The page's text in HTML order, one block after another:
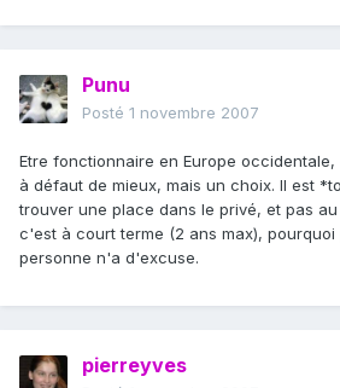
Punu
Posté 1 novembre 2007
Etre fonctionnaire en Europe
à défaut de mieux, mais un choix. Il est
trouver une place dans le privé, et pas au
c'est à court terme (2 ans max), pourquoi
personne n'a d'excuse.
pierreyves